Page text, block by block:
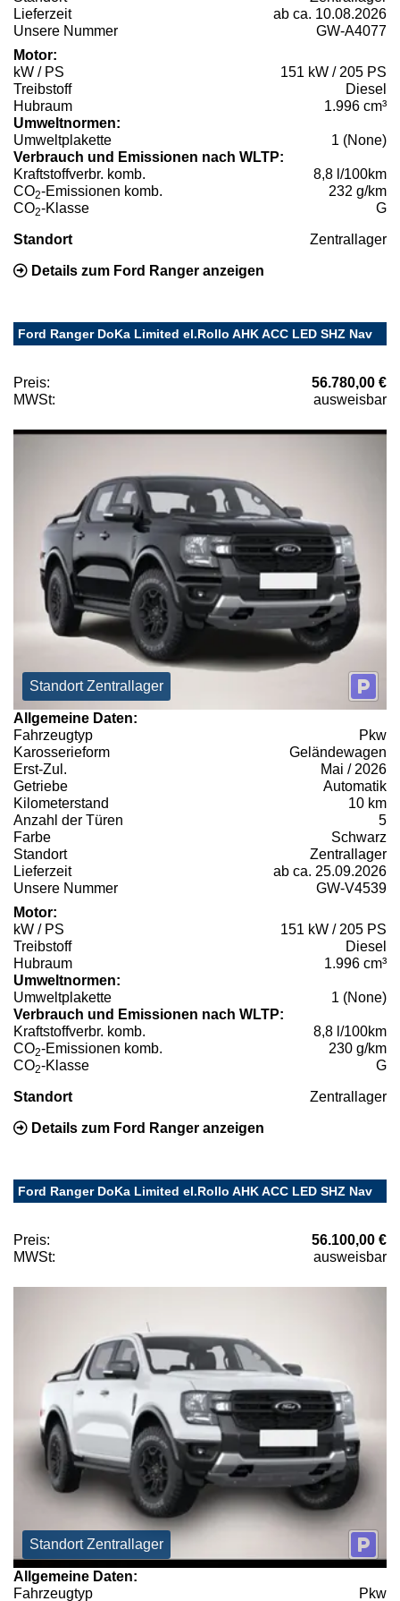
Lieferzeit
ab ca. 10.08.2026
Unsere Nummer
GW-A4077
Motor:
kW / PS
151 kW / 205 PS
Treibstoff
Diesel
Hubraum
1.996 cm³
Umweltnormen:
Umweltplakette
1 (None)
Verbrauch und Emissionen nach WLTP:
Kraftstoffverbr. komb.
8,8 l/100km
CO2-Emissionen komb.
232 g/km
CO2-Klasse G
Standort Zentrallager
Details zum Ford Ranger anzeigen
Ford Ranger DoKa Limited el.Rollo AHK ACC LED SHZ Nav
Preis:
56.780,00 €
MWSt:
ausweisbar
Standort Zentrallager
Allgemeine Daten:
Fahrzeugtyp
Pkw
Karosserieform
Geländewagen
Erst-Zul.
Mai / 2026
Getriebe
Automatik
Kilometerstand
10 km
Anzahl der Türen
5
Farbe
Schwarz
Standort
Zentrallager
Lieferzeit
ab ca. 25.09.2026
Unsere Nummer
GW-V4539
Motor:
kW / PS
151 kW / 205 PS
Treibstoff
Diesel
Hubraum
1.996 cm³
Umweltnormen:
Umweltplakette
1 (None)
Verbrauch und Emissionen nach WLTP:
Kraftstoffverbr. komb.
8,8 l/100km
CO2-Emissionen komb.
230 g/km
CO2-Klasse G
Standort Zentrallager
Details zum Ford Ranger anzeigen
Ford Ranger DoKa Limited el.Rollo AHK ACC LED SHZ Nav
Preis:
56.100,00 €
MWSt:
ausweisbar
Standort Zentrallager
Allgemeine Daten:
Fahrzeugtyp
Pkw